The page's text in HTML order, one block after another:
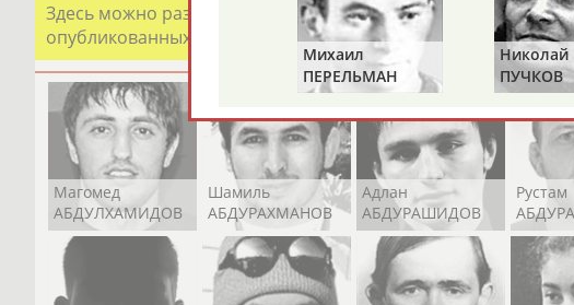
Здесь можно разместить информацию о хорошо известном
опубликованных записях. Страна должна знать своих
Магомед
АБДУЛХАМИДОВ
Шамиль
АБДУРАХМАНОВ
Адлан
АБДУРАШИДОВ
Рустам
Михаил
ПЕРЕЛЬМАН
(ПЕРЛЬМАН)
Николай
ПУЧКОВ